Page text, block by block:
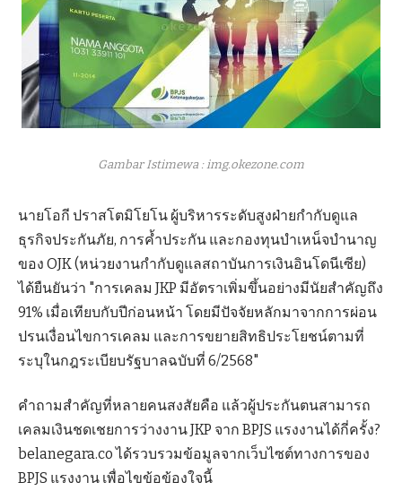
Gambar Istimewa : img.okezone.com
นายโอกี ปราสโตมิโยโน ผู้บริหารระดับสูงฝ่ายกำกับดูแล
ธุรกิจประกันภัย, การค้ำประกัน และกองทุนบำเหน็จบำนาญ
ของ OJK (หน่วยงานกำกับดูแลสถาบันการเงินอินโดนีเซีย)
ได้ยืนยันว่า "การเคลม JKP มีอัตราเพิ่มขึ้นอย่างมีนัยสำคัญถึง
91% เมื่อเทียบกับปีก่อนหน้า โดยมีปัจจัยหลักมาจากการผ่อน
ปรนเงื่อนไขการเคลม และการขยายสิทธิประโยชน์ตามที่
ระบุในกฎระเบียบรัฐบาลฉบับที่ 6/2568"
คำถามสำคัญที่หลายคนสงสัยคือ แล้วผู้ประกันตนสามารถ
เคลมเงินชดเชยการว่างงาน JKP จาก BPJS แรงงานได้กี่ครั้ง?
belanegara.co ได้รวบรวมข้อมูลจากเว็บไซต์ทางการของ
BPJS แรงงาน เพื่อไขข้อข้องใจนี้